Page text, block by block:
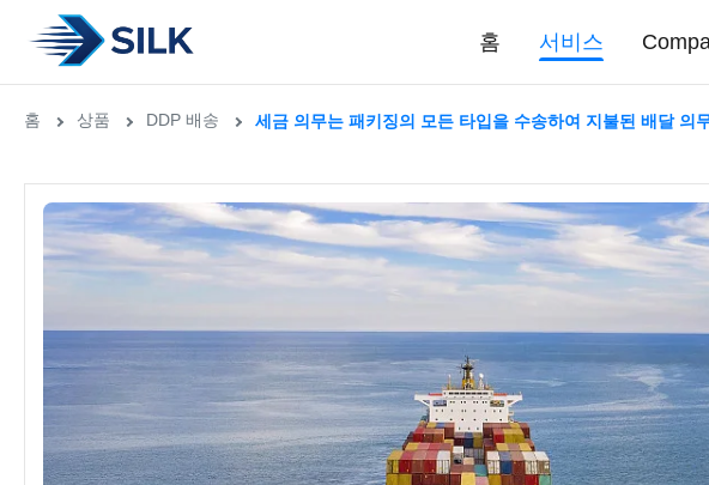
홈 서비스
홈 상품 DDP 배송 세금 의무는 패키징의 모든 타입을 수송하여 지불된 배달 의